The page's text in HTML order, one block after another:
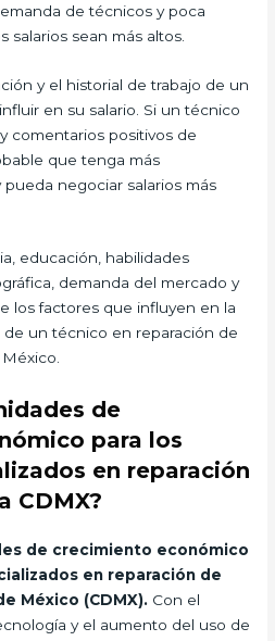
de técnicos y poca
salarios sean más altos.
y el historial de trabajo de un
en su salario. Si un técnico
comentarios positivos de
que tenga más
negociar salarios más
educación, habilidades
demanda del mercado y
los factores que influyen en la
un técnico en reparación de
de
para los
en reparación
CDMX?
de crecimiento económico
en reparación de
México (CDMX). Con el
y el aumento del uso de